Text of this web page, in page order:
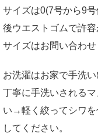
サイズは0(7号から9号
後ウエストゴムで許容
サイズはお問い合わせ
お洗濯はお家で手洗い
丁寧に手洗いされる
い→軽く絞ってシワを
してください。